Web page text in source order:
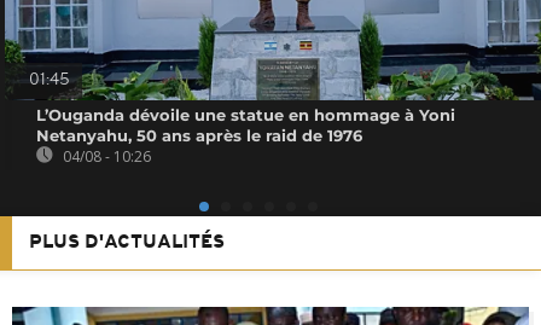
01:45
L’Ouganda dévoile une statue en hommage à Yoni
Netanyahu, 50 ans après le raid de 1976
04/08 - 10:26
PLUS D'ACTUALITÉS